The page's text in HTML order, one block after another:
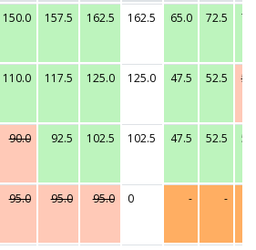
150.0 157.5 162.5 162.5 65.0 72.5
110.0 117.5 125.0 125.0 47.5 52.5
90.0 92.5 102.5 102.5 47.5 52.5
95.0 95.0 95.0 0 - -